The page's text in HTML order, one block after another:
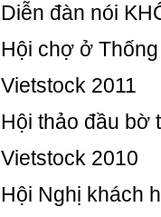
Diễn đàn nói
Hội chợ ở
Vietstock 2011
Hội thảo đầu bờ
Vietstock 2010
Hội Nghị khách